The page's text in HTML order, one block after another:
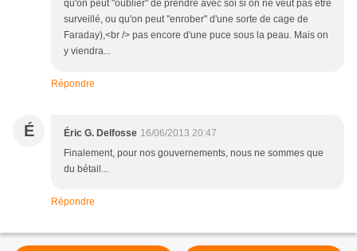
qu'on peut "oublier" de prendre avec soi si on ne veut pas être
surveillé, ou qu'on peut "enrober" d'une sorte de cage de
Faraday),<br /> pas encore d'une puce sous la peau. Mais on
y viendra...
Répondre
É Éric G. Delfosse 16/06/2013 20:47
Finalement, pour nos gouvernements, nous ne sommes que
du bétail...
Répondre